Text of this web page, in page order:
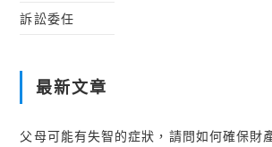
訴訟委任
最新文章
父母可能有失智的症狀，請問如何確保財